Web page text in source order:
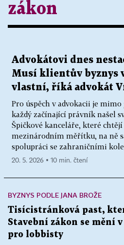
zákon
Advokátovi dnes
Musí klientův byznys
vlastní, říká advokát
Pro úspěch v advokacii je
každý začínající právník našel
Špičkové kanceláře, které
mezinárodním měřítku, na ně
spolupráci se zahraničními
20. 5. 2026 ▪ 10 min. čtení
BYZNYS PODLE JANA BROŽE
Tisícistránková past,
Stavební zákon se mění
pro lobbisty